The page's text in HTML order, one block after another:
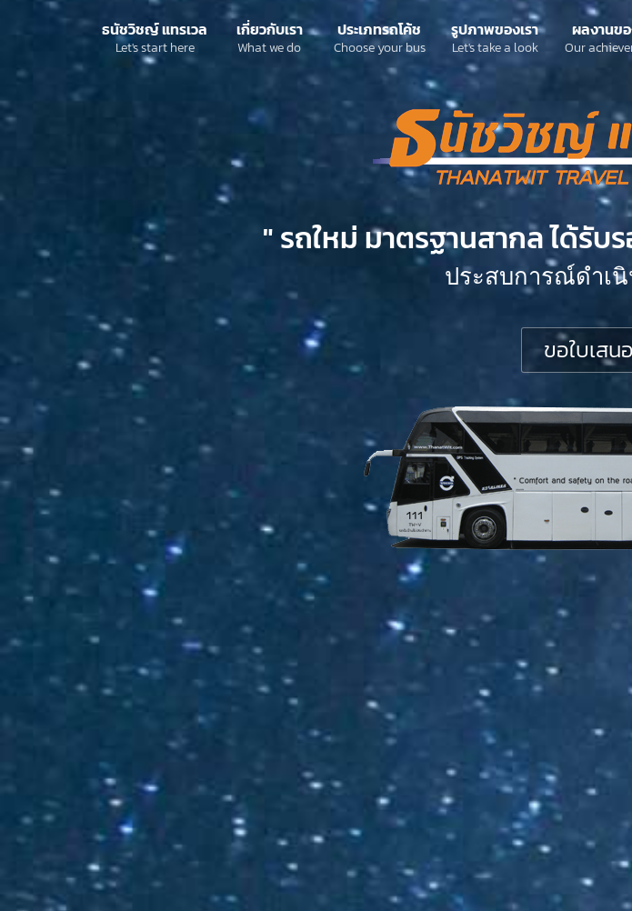
ธนัชวิชญ์ แทรเวล
Let's start here
เกี่ยวกับเรา
What we do
ประเภทรถโค้ช
Choose your bus
รูปภาพของเรา
Let's take a look
ผลงานขอ
Our
" รถใหม่ มาตรฐานสากล ได้รับ
ประสบการณ์ดำเ
ขอใบเสน